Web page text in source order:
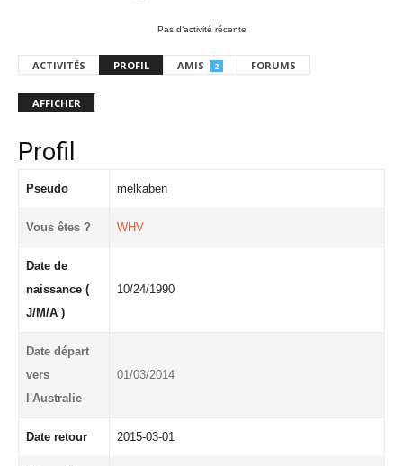
Pas d’activité récente
ACTIVITÉS PROFIL AMIS 2 FORUMS
AFFICHER
Profil
Pseudo melkaben
Vous êtes ? WHV
Date de
naissance (
J/M/A )
10/24/1990
Date départ
vers
l'Australie
01/03/2014
Date retour 2015-03-01